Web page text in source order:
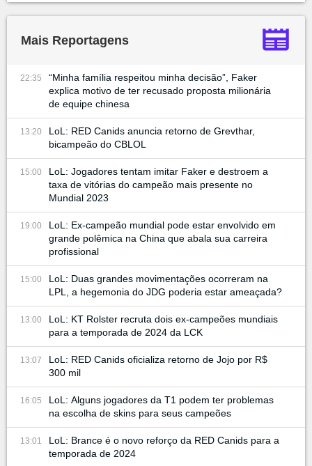
Mais Reportagens
22:35
“Minha família respeitou minha decisão”, Faker
explica motivo de ter recusado proposta milionária
de equipe chinesa
13:20
LoL: RED Canids anuncia retorno de Grevthar,
bicampeão do CBLOL
15:00
LoL: Jogadores tentam imitar Faker e destroem a
taxa de vitórias do campeão mais presente no
Mundial 2023
19:00
LoL: Ex-campeão mundial pode estar envolvido em
grande polêmica na China que abala sua carreira
profissional
15:00
LoL: Duas grandes movimentações ocorreram na
LPL, a hegemonia do JDG poderia estar ameaçada?
13:00
LoL: KT Rolster recruta dois ex-campeões mundiais
para a temporada de 2024 da LCK
13:07
LoL: RED Canids oficializa retorno de Jojo por R$
300 mil
16:05
LoL: Alguns jogadores da T1 podem ter problemas
na escolha de skins para seus campeões
13:01
LoL: Brance é o novo reforço da RED Canids para a
temporada de 2024